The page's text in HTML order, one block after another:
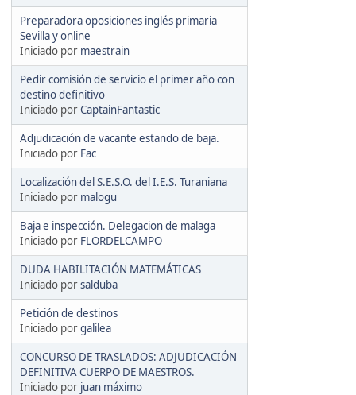
Preparadora oposiciones inglés primaria
Sevilla y online
Iniciado por maestrain
Pedir comisión de servicio el primer año con
destino definitivo
Iniciado porCaptainFantastic
Adjudicación de vacante estando de baja.
Iniciado por Fac
Localización del S.E.S.O. del I.E.S. Turaniana
Iniciado por malogu
Baja e inspección. Delegacion de malaga
Iniciado por FLORDELCAMPO
DUDA HABILITACIÓN MATEMÁTICAS
Iniciado porsalduba
Petición de destinos
Iniciado porgalilea
CONCURSO DE TRASLADOS: ADJUDICACIÓN
DEFINITIVA CUERPO DE MAESTROS.
Iniciado por juan máximo